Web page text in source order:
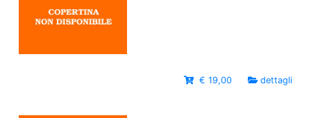
€ 19,00 dettagli